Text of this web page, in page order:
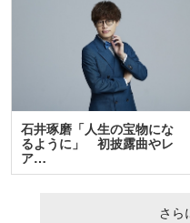
石井琢磨「人生の宝物にな
るように」 初披露曲やレ
ア…
さら